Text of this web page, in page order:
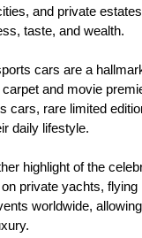
and private
taste, and wealth.
cars are a
and movie
cars, rare limited
daily lifestyle.
highlight of the
private yachts, flying
worldwide,